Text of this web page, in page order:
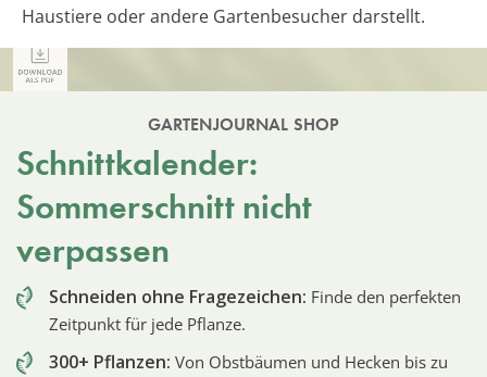
Haustiere oder andere Gartenbesucher darstellt.
GARTENJOURNAL SHOP
Schnittkalender:
Sommerschnitt nicht
verpassen
Schneiden ohne Fragezeichen: Finde den perfekten
Zeitpunkt für jede Pflanze.
300+ Pflanzen: Von Obstbäumen und Hecken bis zu